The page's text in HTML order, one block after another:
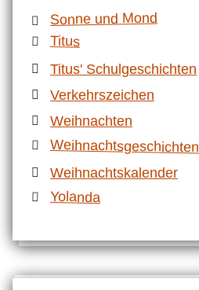
Sonne und Mond
Titus
Titus' Schulgeschichten
Verkehrszeichen
Weihnachten
Weihnachtsgeschichten
Weihnachtskalender
Yolanda